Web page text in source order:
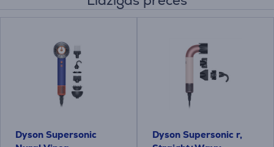
Dyson Supersonic
Dyson Supersonic r,